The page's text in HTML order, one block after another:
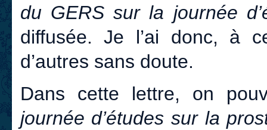
du GERS sur la journée
diffusée. Je l’ai donc, à
d’autres sans doute.
Dans cette lettre, on
journée d’études sur la